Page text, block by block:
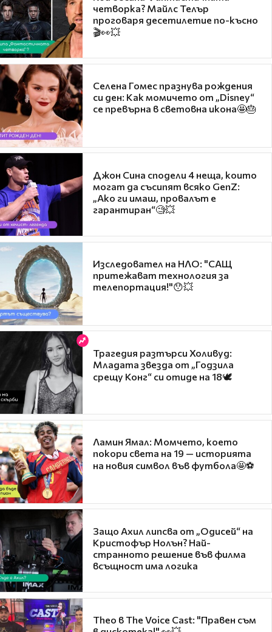
четворка? Майлс Телър
проговаря десетилетие по-късно
🎬👀💥
Селена Гомес празнува рождения
си ден: Как момичето от „Disney“
се превърна в световна икона🤩🎂
Джон Сина сподели 4 неща, които
могат да съсипят всяко GenZ:
„Ако ги имаш, провалът е
гарантиран“🧐💥
Изследовател на НЛО: "САЩ
притежават технология за
телепортация!"😯💥
Трагедия разтърси Холивуд:
Младата звезда от „Годзила
срещу Конг“ си отиде на 18🕊️
Ламин Ямал: Момчето, което
покори света на 19 — историята
на новия символ във футбола🤩⚽
Защо Ахил липсва от „Одисей“ на
Кристофър Нолън? Най-
странното решение във филма
всъщност има логика
Theo в The Voice Cast: "Правен съм